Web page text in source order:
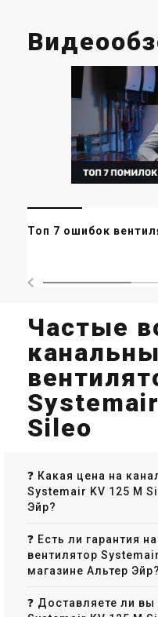
Топ 7 ошибок
Частые
Sileo
❓ Какая цена на
Systemair KV 125 M
Эйр?
❓ Есть ли гарантия
вентилятор
магазине Альтер Эйр?
❓ Доставляете ли